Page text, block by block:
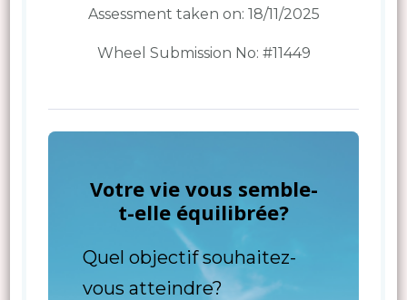
Assessment taken on: 18/11/2025
Wheel Submission No: #11449
Votre vie vous semble-
t-elle équilibrée?
Quel objectif souhaitez-
vous atteindre?